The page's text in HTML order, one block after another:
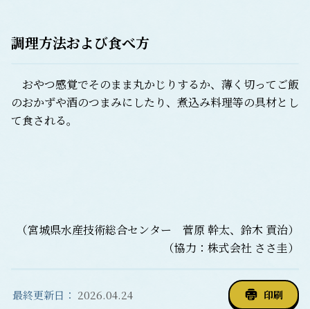
調理方法および食べ方
おやつ感覚でそのまま丸かじりするか、薄く切ってご飯
のおかずや酒のつまみにしたり、煮込み料理等の具材とし
て食される。
（宮城県水産技術総合センター 菅原 幹太、鈴木 貢治）
（協力：株式会社 ささ圭）
最終更新日： 2026.04.24 印刷